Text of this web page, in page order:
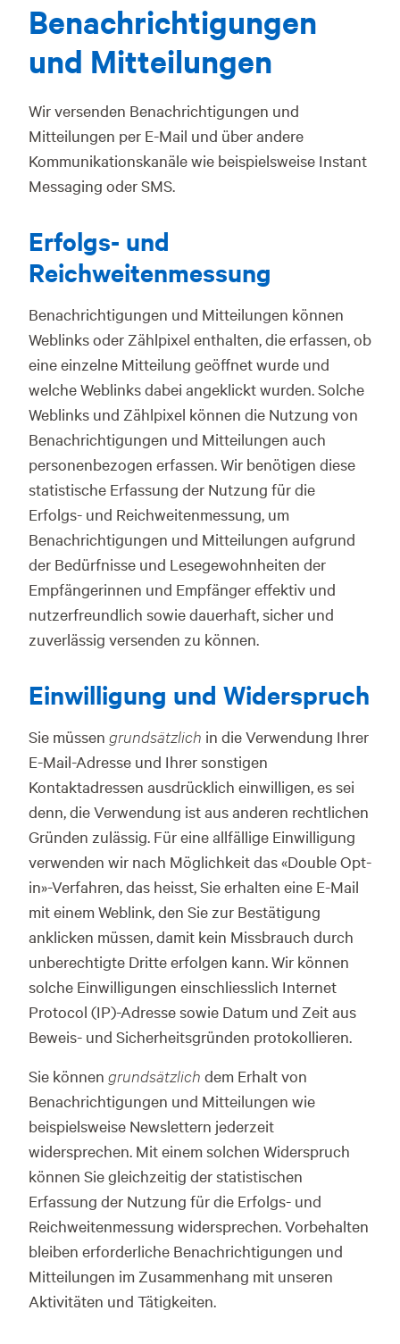
Benachrichtigungen
und Mitteilungen
Wir versenden Benachrichtigungen und
Mitteilungen per E-Mail und über andere
Kommunikationskanäle wie beispielsweise Instant
Messaging oder SMS.
Erfolgs- und
Reichweitenmessung
Benachrichtigungen und Mitteilungen können
Weblinks oder Zählpixel enthalten, die erfassen, ob
eine einzelne Mitteilung geöffnet wurde und
welche Weblinks dabei angeklickt wurden. Solche
Weblinks und Zählpixel können die Nutzung von
Benachrichtigungen und Mitteilungen auch
personenbezogen erfassen. Wir benötigen diese
statistische Erfassung der Nutzung für die
Erfolgs- und Reichweitenmessung, um
Benachrichtigungen und Mitteilungen aufgrund
der Bedürfnisse und Lesegewohnheiten der
Empfängerinnen und Empfänger effektiv und
nutzerfreundlich sowie dauerhaft, sicher und
zuverlässig versenden zu können.
Einwilligung und Widerspruch
Sie müssen grundsätzlich in die Verwendung Ihrer
E-Mail-Adresse und Ihrer sonstigen
Kontaktadressen ausdrücklich einwilligen, es sei
denn, die Verwendung ist aus anderen rechtlichen
Gründen zulässig. Für eine allfällige Einwilligung
verwenden wir nach Möglichkeit das «Double Opt-
in»-Verfahren, das heisst, Sie erhalten eine E-Mail
mit einem Weblink, den Sie zur Bestätigung
anklicken müssen, damit kein Missbrauch durch
unberechtigte Dritte erfolgen kann. Wir können
solche Einwilligungen einschliesslich Internet
Protocol (IP)-Adresse sowie Datum und Zeit aus
Beweis- und Sicherheitsgründen protokollieren.
Sie können grundsätzlich dem Erhalt von
Benachrichtigungen und Mitteilungen wie
beispielsweise Newslettern jederzeit
widersprechen. Mit einem solchen Widerspruch
können Sie gleichzeitig der statistischen
Erfassung der Nutzung für die Erfolgs- und
Reichweitenmessung widersprechen. Vorbehalten
bleiben erforderliche Benachrichtigungen und
Mitteilungen im Zusammenhang mit unseren
Aktivitäten und Tätigkeiten.